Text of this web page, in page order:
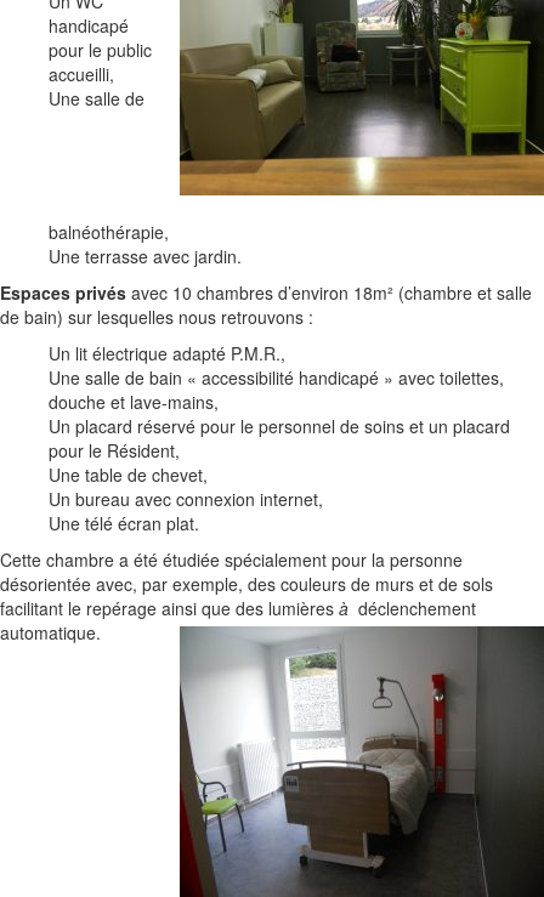
handicapé
pour le public
accueilli,
Une salle de
balnéothérapie,
Une terrasse avec jardin.
Espaces privés avec 10 chambres d’environ 18m² (chambre et salle
de bain) sur lesquelles nous retrouvons :
Un lit électrique adapté P.M.R.,
Une salle de bain « accessibilité handicapé » avec toilettes,
douche et lave-mains,
Un placard réservé pour le personnel de soins et un placard
pour le Résident,
Une table de chevet,
Un bureau avec connexion internet,
Une télé écran plat.
Cette chambre a été étudiée spécialement pour la personne
désorientée avec, par exemple, des couleurs de murs et de sols
facilitant le repérage ainsi que des lumières à déclenchement
automatique.